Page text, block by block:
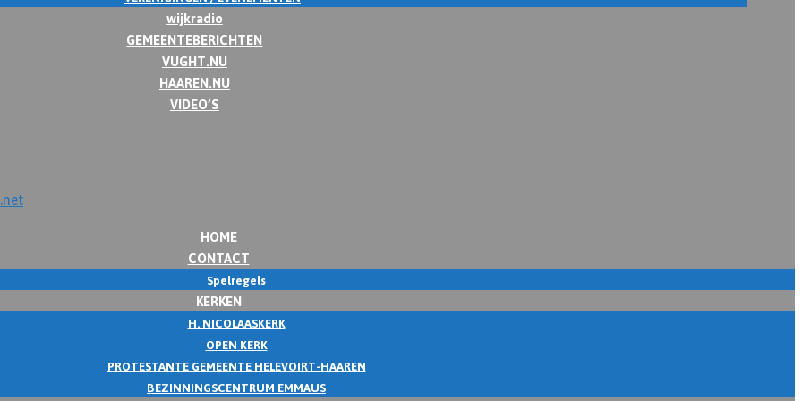
wijkradio
GEMEENTEBERICHTEN
VUGHT.NU
HAAREN.NU
VIDEO’S
HOME
CONTACT
Spelregels
KERKEN
H. NICOLAASKERK
OPEN KERK
PROTESTANTE GEMEENTE HELEVOIRT-HAAREN
BEZINNINGSCENTRUM EMMAUS